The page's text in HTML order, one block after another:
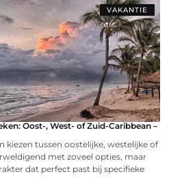
VAKANTIE
Oost-, West- of Zuid-Caribbean –
kiezen tussen oostelijke, westelijke of
met zoveel opties, maar
dat perfect past bij specifieke